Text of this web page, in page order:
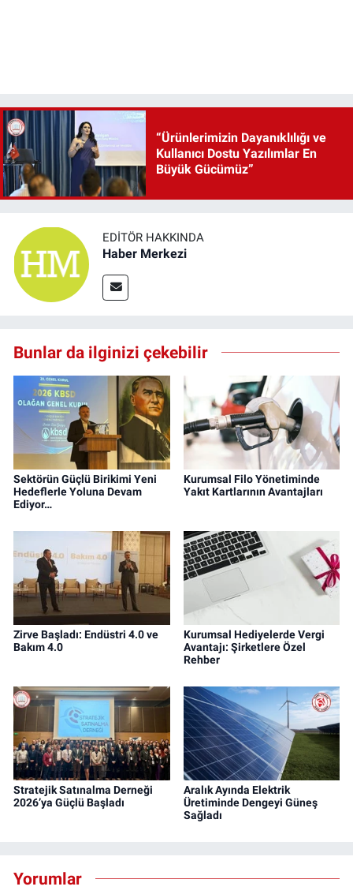
“Ürünlerimizin Dayanıklılığı ve
Kullanıcı Dostu Yazılımlar En
Büyük Gücümüz”
EDITÖR HAKKINDA
Haber Merkezi
Bunlar da ilginizi çekebilir
Sektörün Güçlü Birikimi Yeni
Hedeflerle Yoluna Devam
Ediyor…
Kurumsal Filo Yönetiminde
Yakıt Kartlarının Avantajları
Zirve Başladı: Endüstri 4.0 ve
Bakım 4.0
Kurumsal Hediyelerde Vergi
Avantajı: Şirketlere Özel
Rehber
Stratejik Satınalma Derneği
2026’ya Güçlü Başladı
Aralık Ayında Elektrik
Üretiminde Dengeyi Güneş
Sağladı
Yorumlar